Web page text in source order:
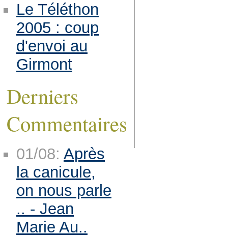
Le Téléthon
2005 : coup
d'envoi au
Girmont
Derniers
Commentaires
01/08: Après
la canicule,
on nous parle
.. - Jean
Marie Au..